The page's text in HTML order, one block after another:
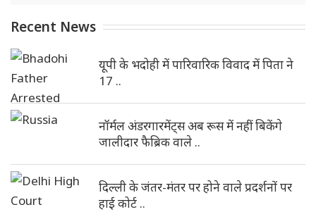
Recent News
यूपी के भदोही में पारिवारिक विवाद में पिता ने
17 ..
नॉर्मल अंडरगारमेंट्स अब रूस में नहीं बिकेंगे
जालीदार फैब्रिक वाले ..
दिल्ली के जंतर-मंतर पर होने वाले प्रदर्शनों पर
हाई कोर्ट ..